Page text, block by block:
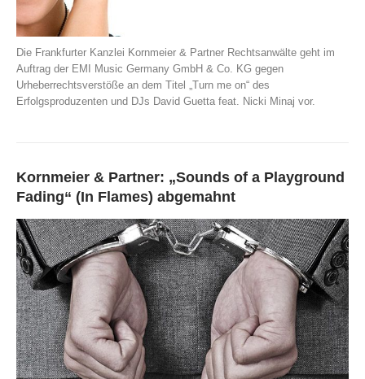
Die Frankfurter Kanzlei Kornmeier & Partner Rechtsanwälte geht im
Auftrag der EMI Music Germany GmbH & Co. KG gegen
Urheberrechtsverstöße an dem Titel „Turn me on“ des
Erfolgsproduzenten und DJs David Guetta feat. Nicki Minaj vor.
Kornmeier & Partner: „Sounds of a Playground
Fading“ (In Flames) abgemahnt